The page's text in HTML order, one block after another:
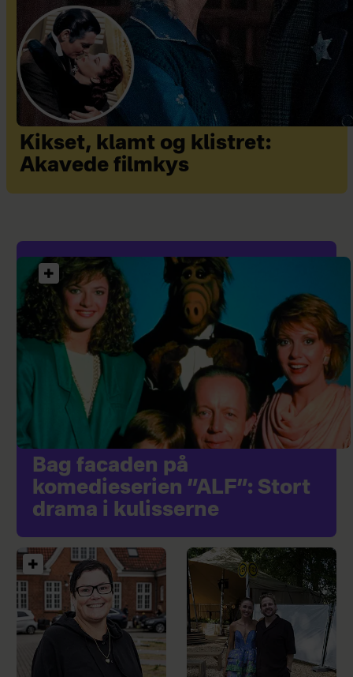
Kikset, klamt og klistret:
Akavede filmkys
Bag facaden på
komedieserien ”ALF”: Stort
drama i kulisserne